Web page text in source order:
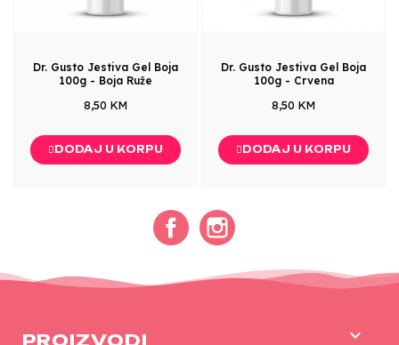
Dr. Gusto Jestiva Gel Boja
100g - Boja Ruže
8,50 KM
DODAJ U KORPU
Dr. Gusto Jestiva Gel Boja
100g - Crvena
8,50 KM
DODAJ U KORPU
Facebook
PROIZVODI 